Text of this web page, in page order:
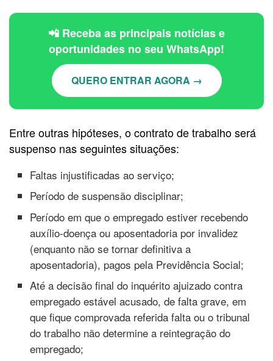
📲 Receba as principais notícias e
oportunidades no seu WhatsApp!
QUERO ENTRAR AGORA →
Entre outras hipóteses, o contrato de trabalho será
suspenso nas seguintes situações:
Faltas injustificadas ao serviço;
Período de suspensão disciplinar;
Período em que o empregado estiver recebendo
auxílio-doença ou aposentadoria por invalidez
(enquanto não se tornar definitiva a
aposentadoria), pagos pela Previdência Social;
Até a decisão final do inquérito ajuizado contra
empregado estável acusado, de falta grave, em
que fique comprovada referida falta ou o tribunal
do trabalho não determine a reintegração do
empregado;